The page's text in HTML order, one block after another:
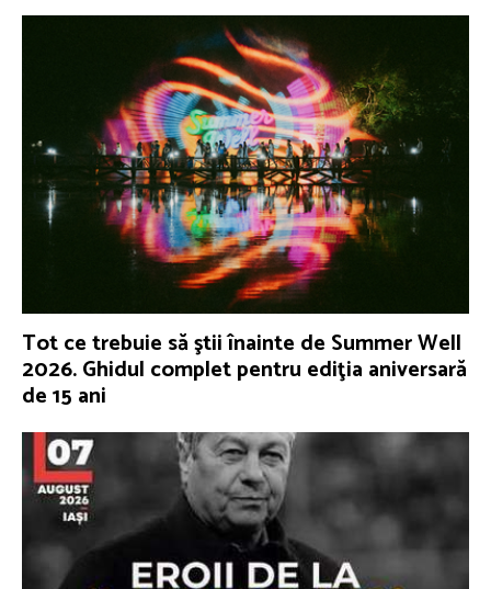
Tot ce trebuie să ştii înainte de Summer Well
2026. Ghidul complet pentru ediţia aniversară
de 15 ani